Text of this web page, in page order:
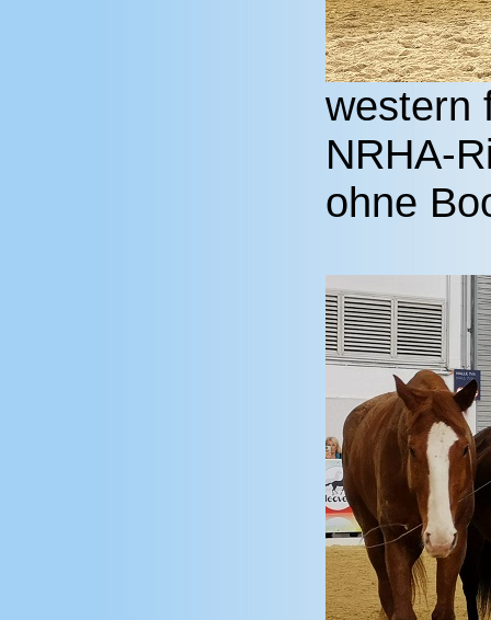
western
NRHA-
ohne